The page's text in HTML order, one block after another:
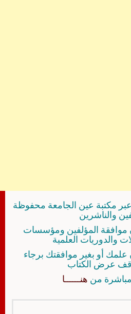
مكتبة عين الجامعة محفوظة
والناشرين
موافقة المؤلفين ومؤسسات
والدوريات العلمية
علمك أو بغير موافقتك برجاء
عرض الكتاب
مباشرة من هنــــــا